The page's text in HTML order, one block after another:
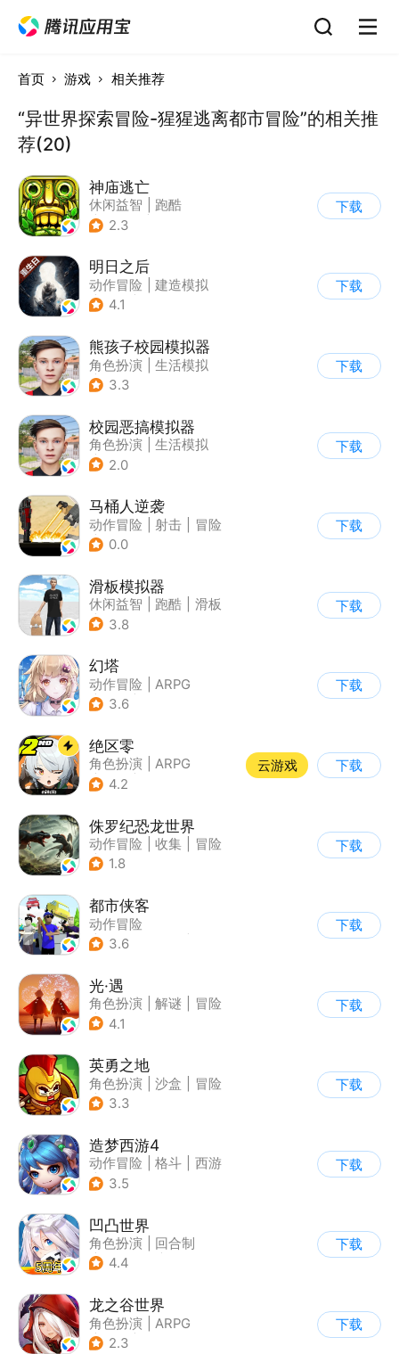
首页 游戏 相关推荐
“异世界探索冒险-猩猩逃离都市冒险”的相关推
荐(20)
神庙逃亡
休闲益智
跑酷
| 欧美风
2.3
下载
明日之后
动作冒险
建造模拟
| 丧尸
4.1
下载
熊孩子校园模拟器
角色扮演
生活模拟
| 写实
3.3
下载
校园恶搞模拟器
角色扮演
生活模拟
| 写实
2.0
下载
马桶人逆袭
动作冒险 射击
冒险
| 像素风
0.0
下载
滑板模拟器
休闲益智 跑酷
滑板
| 卡通
3.8
下载
幻塔
动作冒险
ARPG
| 奇幻
3.6
下载
绝区零
角色扮演
ARPG
| 冒险
4.2
云游戏 下载
侏罗纪恐龙世界
动作冒险 收集
冒险
| 写实
1.8
下载
都市侠客
动作冒险
| 第一人称射击
3.6
下载
光·遇
角色扮演 解谜
冒险
| 开放世界
4.1
下载
英勇之地
角色扮演 沙盒
冒险
| steam游戏
3.3
下载
造梦西游4
动作冒险 格斗
西游
| 横版过关
3.5
下载
凹凸世界
角色扮演
回合制
| 动漫改编
4.4
下载
龙之谷世界
角色扮演
ARPG
| 奇幻
2.3
下载